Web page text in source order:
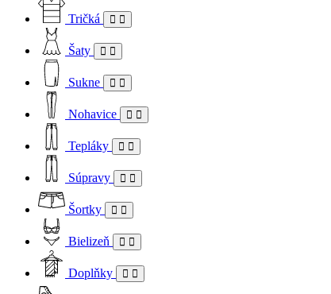
Tričká
Šaty
Sukne
Nohavice
Tepláky
Súpravy
Šortky
Bielizeň
Doplňky